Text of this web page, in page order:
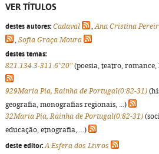
VER TÍTULOS
destes autores: Cadaval ,Ana Cristina
, Sofia Graça Moura
destes temas:
821.134.3-311.6"20"(poesia, teatro, romance,
929Maria Pia, Rainha de Portugal(0:82-31)
geografia, monografias regionais, ...)
32Maria Pia, Rainha de Portugal(0:82-31)
educação, etnografia, ...)
deste editor: A Esfera dos Livros